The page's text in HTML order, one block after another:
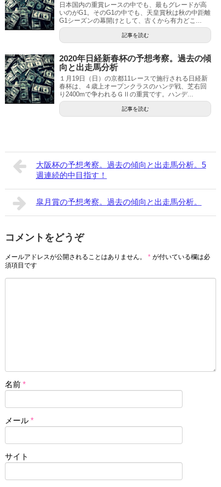
日本国内の重賞レースの中でも、最もグレードが高
いのがG1。そのG1の中でも、天皇賞秋は秋の中距離
G1シーズンの幕開けとして、古くから有力どこ...
記事を読む
2020年日経新春杯の予想考察。過去の傾
向と出走馬分析
１月19日（日）の京都11レースで施行される日経新
春杯は、４歳上オープンクラスのハンデ戦、芝右回
り2400mで争われるＧⅡの重賞です。ハンデ...
記事を読む
大阪杯の予想考察。過去の傾向と出走馬分析。5
週連続的中目指す！
皐月賞の予想考察。過去の傾向と出走馬分析。
コメントをどうぞ
メールアドレスが公開されることはありません。 * が付いている欄は必
須項目です
名前 *
メール *
サイト